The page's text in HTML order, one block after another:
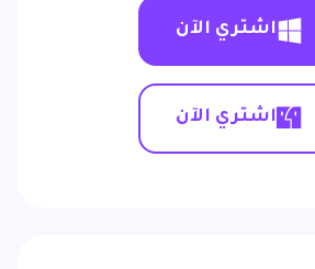
اشتري الآن
اشتري الآن